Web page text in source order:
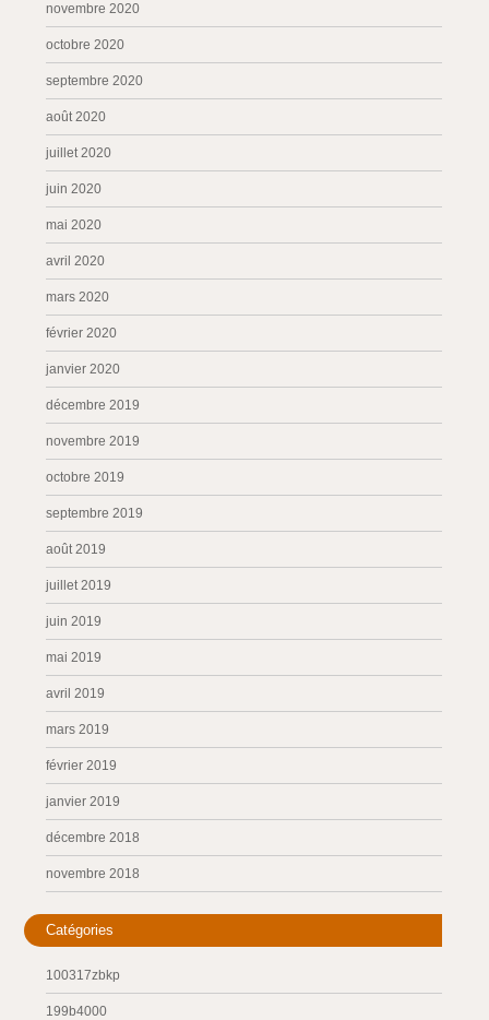
novembre 2020
octobre 2020
septembre 2020
août 2020
juillet 2020
juin 2020
mai 2020
avril 2020
mars 2020
février 2020
janvier 2020
décembre 2019
novembre 2019
octobre 2019
septembre 2019
août 2019
juillet 2019
juin 2019
mai 2019
avril 2019
mars 2019
février 2019
janvier 2019
décembre 2018
novembre 2018
Catégories
100317zbkp
199b4000